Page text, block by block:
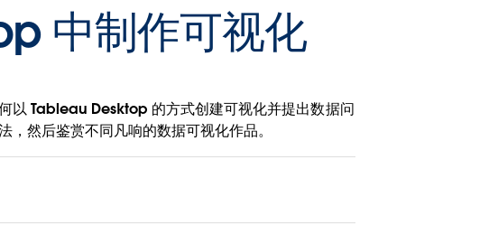
中制作可视化
以 Tableau Desktop 的方式创建可视化并提出数据问
然后鉴赏不同凡响的数据可视化作品。